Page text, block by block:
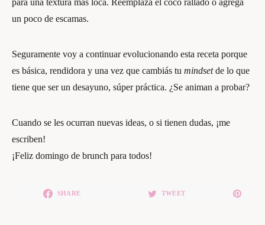
un poco de escamas.
Seguramente voy a continuar evolucionando esta receta porque
es básica, rendidora y una vez que cambiás tu mindsetde lo que
tiene que ser un desayuno, súper práctica. ¿Se animan a probar?
Cuando se les ocurran nuevas ideas, o si tienen dudas, ¡me
escriben!
¡Feliz domingo de brunch para todos!
SHARE TWEET